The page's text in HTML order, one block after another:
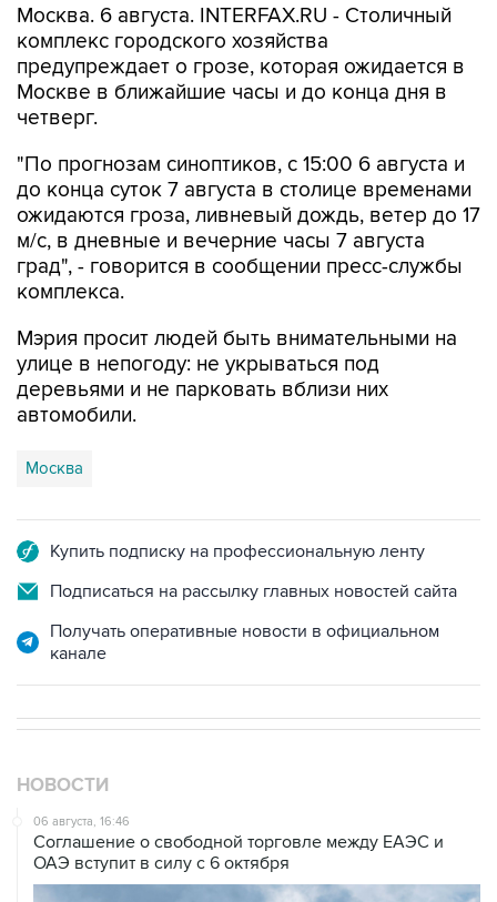
Москва. 6 августа. INTERFAX.RU - Столичный
комплекс городского хозяйства
предупреждает о грозе, которая ожидается в
Москве в ближайшие часы и до конца дня в
четверг.
"По прогнозам синоптиков, с 15:00 6 августа и
до конца суток 7 августа в столице временами
ожидаются гроза, ливневый дождь, ветер до 17
м/с, в дневные и вечерние часы 7 августа
град", - говорится в сообщении пресс-службы
комплекса.
Мэрия просит людей быть внимательными на
улице в непогоду: не укрываться под
деревьями и не парковать вблизи них
автомобили.
Москва
Купить подписку на профессиональную ленту
Подписаться на рассылку главных новостей сайта
Получать оперативные новости в официальном
канале
НОВОСТИ
06 августа, 16:46
Соглашение о свободной торговле между ЕАЭС и
ОАЭ вступит в силу с 6 октября